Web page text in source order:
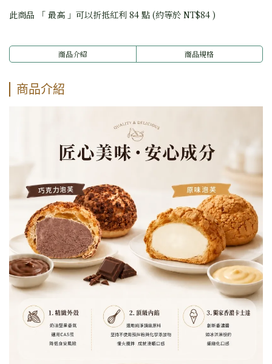
此商品 「 最高 」可以折抵紅利 84 點 (約等於 NT$84 )
商品介紹 商品規格
商品介紹